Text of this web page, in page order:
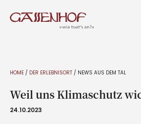
HOME / DER ERLEBNISORT / NEWS AUS DEM TAL
Weil uns Klimaschutz
24.10.2023